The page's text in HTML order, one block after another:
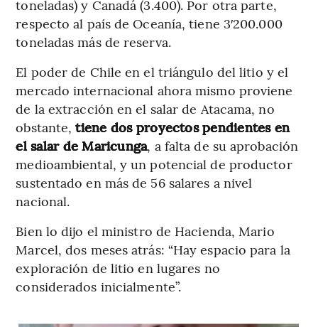
toneladas) y Canadá (3.400). Por otra parte,
respecto al país de Oceanía, tiene 3′200.000
toneladas más de reserva.
El poder de Chile en el triángulo del litio y el
mercado internacional ahora mismo proviene
de la extracción en el salar de Atacama, no
obstante,tiene dos proyectos pendientes en
el salar de Maricunga, a falta de su aprobación
medioambiental, y un potencial de productor
sustentado en más de 56 salares a nivel
nacional.
Bien lo dijo el ministro de Hacienda, Mario
Marcel, dos meses atrás: “Hay espacio para la
exploración de litio en lugares no
considerados inicialmente”.